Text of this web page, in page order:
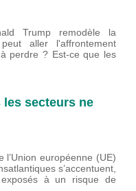
Trump remodèle la
aller l'affrontement
perdre ? Est-ce que les
les secteurs ne
européenne (UE)
s’accentuent,
à un risque de